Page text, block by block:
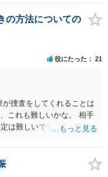
の方法についての
役にたった 21
捜査をしてくれることは
これも難しいかな。 相手
は難しいですね。 お役に